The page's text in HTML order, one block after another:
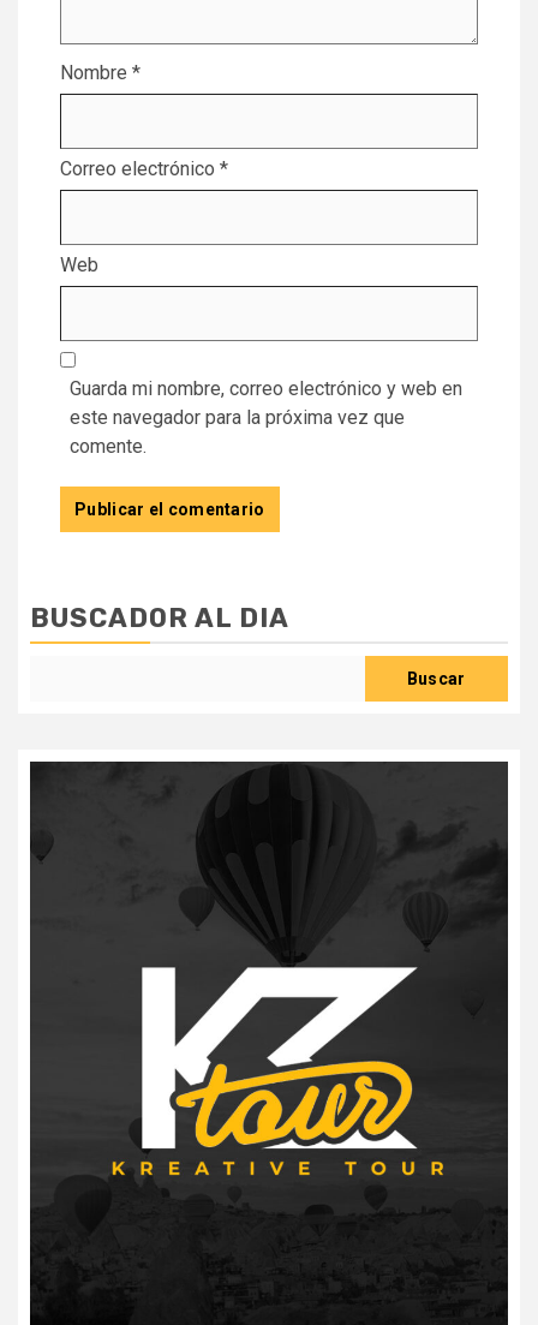
Nombre *
Correo electrónico *
Web
Guarda mi nombre, correo electrónico y web en
este navegador para la próxima vez que
comente.
BUSCADOR AL DIA
Buscar